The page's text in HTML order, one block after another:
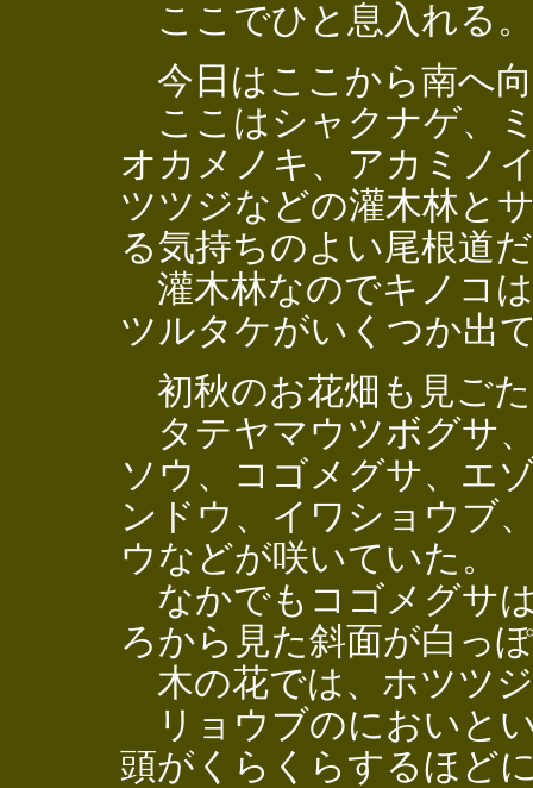
ここでひと息入れる。
今日はここから南へ
ここはシャクナゲ、
オカメノキ、アカミノ
ツツジなどの灌木林と
る気持ちのよい尾根道
灌木林なのでキノコ
ツルタケがいくつか出
初秋のお花畑も見ご
タテヤマウツボグサ
ソウ、コゴメグサ、エ
ンドウ、イワショウブ
ウなどが咲いていた。
なかでもコゴメグサ
ろから見た斜面が白っ
木の花では、ホツツ
リョウブのにおいと
頭がくらくらするほど